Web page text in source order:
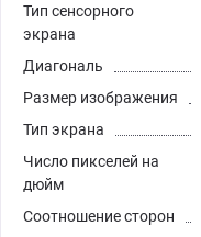
Тип сенсорного
экрана
Диагональ
Размер изображения
Тип экрана
Число пикселей на
дюйм
Соотношение сторон